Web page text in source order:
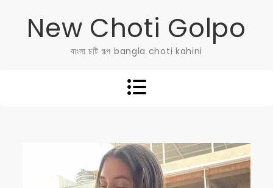
New Choti Golpo
বাংলা চটি গল্প bangla choti kahini